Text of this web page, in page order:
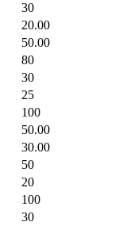
30
20.00
50.00
80
30
25
100
50.00
30.00
50
20
100
30